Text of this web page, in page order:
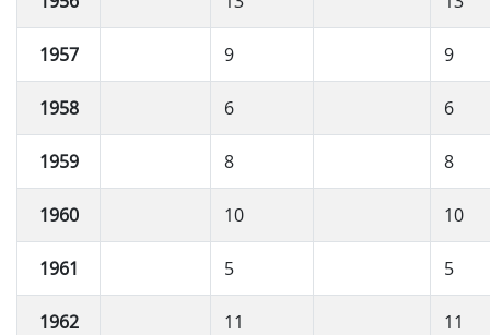
1957 9 9
1958 6 6
1959 8 8
1960 10 10
1961 5 5
1962 11 11